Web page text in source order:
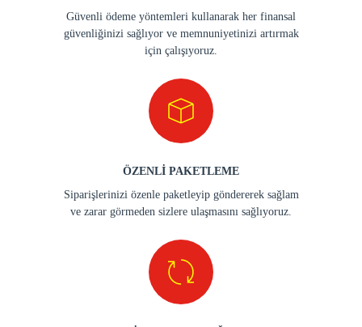
Güvenli ödeme yöntemleri kullanarak her finansal
güvenliğinizi sağlıyor ve memnuniyetinizi artırmak
için çalışıyoruz.
ÖZENLİ PAKETLEME
Siparişlerinizi özenle paketleyip göndererek sağlam
ve zarar görmeden sizlere ulaşmasını sağlıyoruz.